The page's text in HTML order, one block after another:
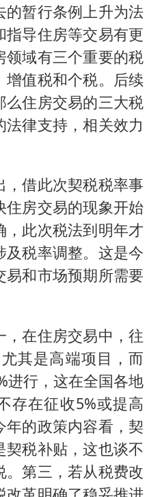
的暂行条例上升为法
导住房等交易有更
领域有三个重要的税
增值税和个税。后续
么住房交易的三大税
律支持，相关效力
，借此次契税税率事
住房交易的现象开始
此次税法到明年才
及税率调整。这是今
和市场预期所需要
，在住房交易中，往
其是高端项目，而
进行，这在全国各地
存在征收5%或提高
年的政策内容看，契
税补贴，这也谈不
。第三，若从税费改